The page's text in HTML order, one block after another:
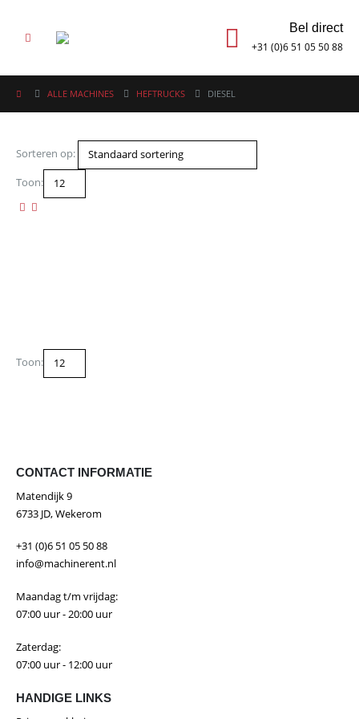
Bel direct
+31 (0)6 51 05 50 88
ALLE MACHINES HEFTRUCKS DIESEL
Sorteren op:
Toon:
Toon:
CONTACT INFORMATIE
Matendijk 9
6733 JD, Wekerom
+31 (0)6 51 05 50 88
info@machinerent.nl
Maandag t/m vrijdag:
07:00 uur - 20:00 uur
Zaterdag:
07:00 uur - 12:00 uur
HANDIGE LINKS